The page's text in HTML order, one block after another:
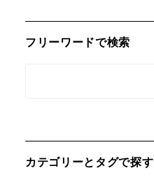
フリーワードで検索
カテゴリーとタグで探す